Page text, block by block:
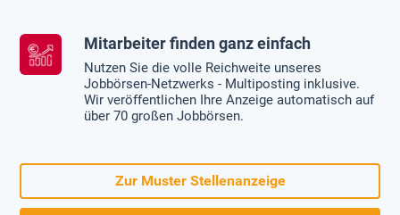
Mitarbeiter finden ganz einfach
Nutzen Sie die volle Reichweite unseres
Jobbörsen-Netzwerks - Multiposting inklusive.
Wir veröffentlichen Ihre Anzeige automatisch auf
über 70 großen Jobbörsen.
Zur Muster Stellenanzeige